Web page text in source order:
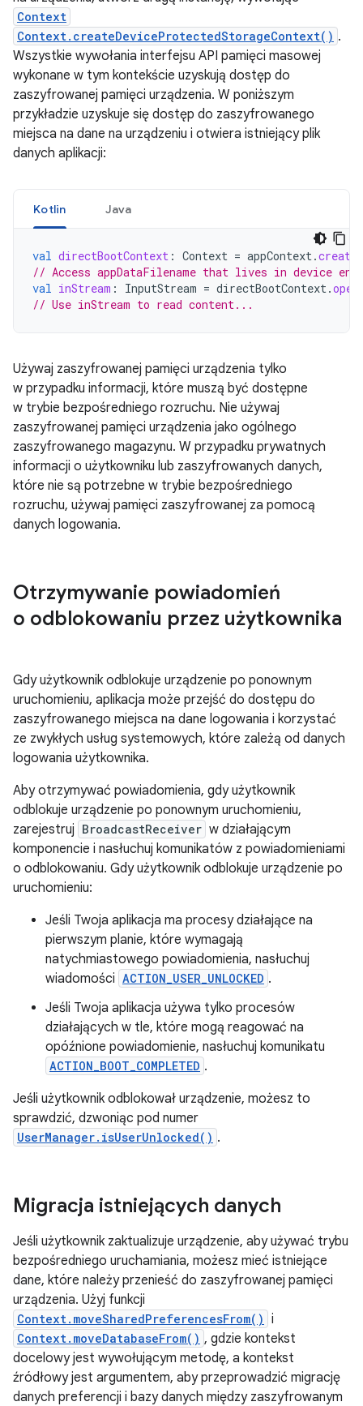
Context
Context.createDeviceProtectedStorageContext() .
Wszystkie wywołania interfejsu API pamięci masowej
wykonane w tym kontekście uzyskują dostęp do
zaszyfrowanej pamięci urządzenia. W poniższym
przykładzie uzyskuje się dostęp do zaszyfrowanego
miejsca na dane na urządzeniu i otwiera istniejący plik
danych aplikacji:
Kotlin Java
val directBootContext : Context = appContext.
// Access appDataFilename that lives in device
val inStream : InputStream = directBootContext.
// Use inStream to read content...
Używaj zaszyfrowanej pamięci urządzenia tylko
w przypadku informacji, które muszą być dostępne
w trybie bezpośredniego rozruchu. Nie używaj
zaszyfrowanej pamięci urządzenia jako ogólnego
zaszyfrowanego magazynu. W przypadku prywatnych
informacji o użytkowniku lub zaszyfrowanych danych,
które nie są potrzebne w trybie bezpośredniego
rozruchu, używaj pamięci zaszyfrowanej za pomocą
danych logowania.
Otrzymywanie powiadomień
o odblokowaniu przez użytkownika
Gdy użytkownik odblokuje urządzenie po ponownym
uruchomieniu, aplikacja może przejść do dostępu do
zaszyfrowanego miejsca na dane logowania i korzystać
ze zwykłych usług systemowych, które zależą od danych
logowania użytkownika.
Aby otrzymywać powiadomienia, gdy użytkownik
odblokuje urządzenie po ponownym uruchomieniu,
zarejestruj BroadcastReceiver w działającym
komponencie i nasłuchuj komunikatów z powiadomieniami
o odblokowaniu. Gdy użytkownik odblokuje urządzenie po
uruchomieniu:
Jeśli Twoja aplikacja ma procesy działające na
pierwszym planie, które wymagają
natychmiastowego powiadomienia, nasłuchuj
wiadomości ACTION_USER_UNLOCKED .
Jeśli Twoja aplikacja używa tylko procesów
działających w tle, które mogą reagować na
opóźnione powiadomienie, nasłuchuj komunikatu
ACTION_BOOT_COMPLETED .
Jeśli użytkownik odblokował urządzenie, możesz to
sprawdzić, dzwoniąc pod numer
UserManager.isUserUnlocked() .
Migracja istniejących danych
Jeśli użytkownik zaktualizuje urządzenie, aby używać trybu
bezpośredniego uruchamiania, możesz mieć istniejące
dane, które należy przenieść do zaszyfrowanej pamięci
urządzenia. Użyj funkcji
Context.moveSharedPreferencesFrom() i
Context.moveDatabaseFrom() , gdzie kontekst
docelowy jest wywołującym metodę, a kontekst
źródłowy jest argumentem, aby przeprowadzić migrację
danych preferencji i bazy danych między zaszyfrowanym